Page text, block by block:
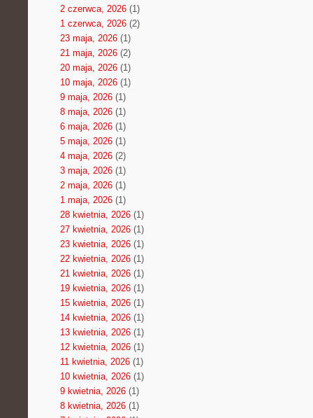
2 czerwca, 2026(1)
1 czerwca, 2026(2)
23 maja, 2026(1)
21 maja, 2026(2)
20 maja, 2026(1)
10 maja, 2026(1)
9 maja, 2026(1)
8 maja, 2026(1)
6 maja, 2026(1)
5 maja, 2026(1)
4 maja, 2026(2)
3 maja, 2026(1)
2 maja, 2026(1)
1 maja, 2026(1)
28 kwietnia, 2026(1)
27 kwietnia, 2026(1)
23 kwietnia, 2026(1)
22 kwietnia, 2026(1)
21 kwietnia, 2026(1)
19 kwietnia, 2026(1)
15 kwietnia, 2026(1)
14 kwietnia, 2026(1)
13 kwietnia, 2026(1)
12 kwietnia, 2026(1)
11 kwietnia, 2026(1)
10 kwietnia, 2026(1)
9 kwietnia, 2026(1)
8 kwietnia, 2026(1)